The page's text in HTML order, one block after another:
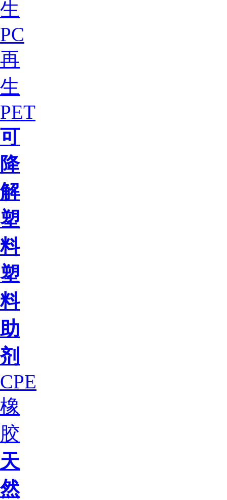
生
PC
再
生
PET
可
降
解
塑
料
塑
料
助
剂
CPE
橡
胶
天
然